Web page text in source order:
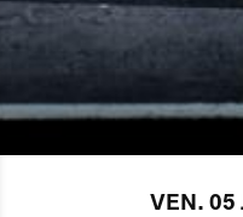
VEN. 05